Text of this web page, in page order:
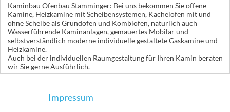
Kaminbau Ofenbau Stamminger: Bei uns bekommen Sie offene
Kamine, Heizkamine mit Scheibensystemen, Kachelöfen mit und
ohne Scheibe als Grundöfen und Kombiöfen, natürlich auch
Wasserführende Kaminanlagen, gemauertes Mobilar und
selbstverständlich moderne individuelle gestaltete Gaskamine und
Heizkamine.
Auch bei der individuellen Raumgestaltung für Ihren Kamin beraten
wir Sie gerne Ausführlich.
Impressum